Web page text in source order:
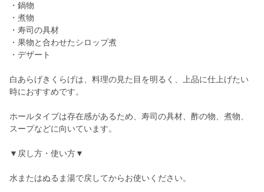
・鍋物
・煮物
・寿司の具材
・果物と合わせたシロップ煮
・デザート
白あらげきくらげは、料理の見た目を明るく、上品に仕上げたい
時におすすめです。
ホールタイプは存在感があるため、寿司の具材、酢の物、煮物、
スープなどに向いています。
▼戻し方・使い方▼
水またはぬるま湯で戻してからお使いください。